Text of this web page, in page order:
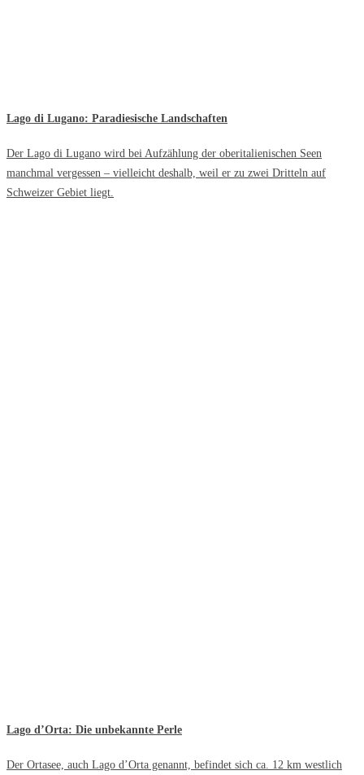
Lago di Lugano: Paradiesische Landschaften
Der Lago di Lugano wird bei Aufzählung der oberitalienischen Seen
manchmal vergessen – vielleicht deshalb, weil er zu zwei Dritteln auf
Schweizer Gebiet liegt.
Lago d’Orta: Die unbekannte Perle
Der Ortasee, auch Lago d’Orta genannt, befindet sich ca. 12 km westlich